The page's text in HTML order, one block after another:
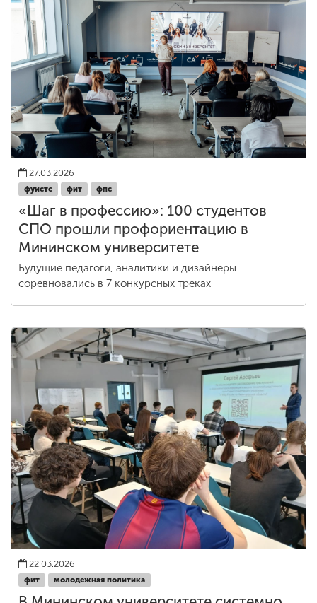
27.03.2026
фуистс фит фпс
«Шаг в профессию»: 100 студентов
СПО прошли профориентацию в
Мининском университете
Будущие педагоги, аналитики и дизайнеры
соревновались в 7 конкурсных треках
22.03.2026
фит молодежная политика